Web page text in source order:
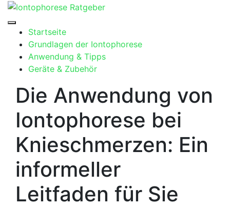
Skip
contentStartseite
Grundlagen der Iontophorese
Anwendung & Tipps
Geräte & Zubehör
Die Anwendung von
Iontophorese bei
Knieschmerzen: Ein
informeller
Leitfaden für Sie